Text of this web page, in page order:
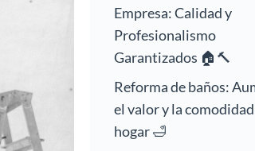
Empresa: Calidad y
Profesionalismo
Garantizados 🏠🔨
Reforma de baños:
el valor y la
hogar 🛁